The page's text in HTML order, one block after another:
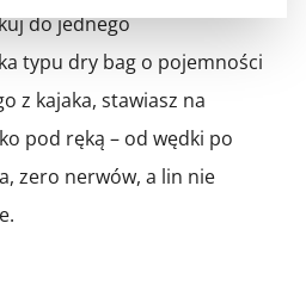
do jednego
typu dry bag o pojemności
z kajaka, stawiasz na
pod ręką – od wędki po
zero nerwów, a lin nie